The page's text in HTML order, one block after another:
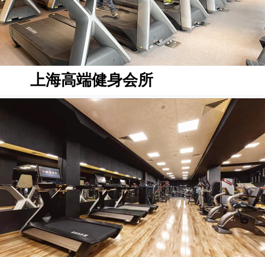
上海高端健身会所